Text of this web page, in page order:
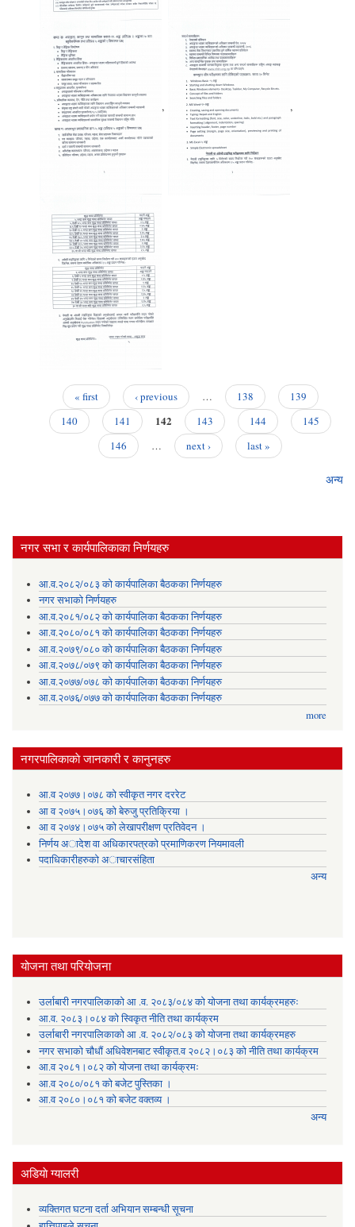
, ,
« first ‹ previous … 138
139
140
141 142 143 144
145
146
… next › last »
अन्य
नगर सभा र कार्यपालिकाका निर्णयहरु
आ.व.२०८२/०८३ को कार्यपालिका बैठकका निर्णयहरु
नगर सभाको निर्णयहरु
आ.व.२०८१/०८२ को कार्यपालिका बैठकका निर्णयहरु
आ.व.२०८०/०८१ को कार्यपालिका बैठकका निर्णयहरु
आ.व.२०७९/०८० को कार्यपालिका बैठकका निर्णयहरु
आ.व.२०७८/०७९ को कार्यपालिका बैठकका निर्णयहरु
आ.व.२०७७/०७८ को कार्यपालिका बैठकका निर्णयहरु
आ.व.२०७६/०७७ को कार्यपालिका बैठकका निर्णयहरु
more
नगरपालिकाकाे जानकारी र कानुनहरु
आ.व २०७७।०७८ को स्वीकृत नगर दररेट
आ व २०७५।०७६ को बेरुजु प्रतिक्रिया ।
आ व २०७४।०७५ काे लेखापरीक्षण प्रतिवेदन ।
निर्णय अादेश वा अधिकारपत्रकाे प्रमाणिकरण नियमावली
पदाधिकारीहरुको अाचारसंहिता
अन्य
योजना तथा परियोजना
उर्लाबारी नगरपालिकाको आ .व. २०८३/०८४ को योजना तथा कार्यक्रमहरुः
आ.व. २०८३।०८४ को स्विकृत नीति तथा कार्यक्रम
उर्लाबारी नगरपालिकाको आ .व. २०८२/०८३ को योजना तथा कार्यक्रमहरु
नगर सभाको चौधौं अधिवेशनबाट स्वीकृत.व २०८२।०८३ को नीति तथा कार्यक्रम
आ.व २०८१।०८२ को योजना तथा कार्यक्रमः
आ.व २०८०/०८१ को बजेट पुस्तिका ।
आ.व २०८०।०८१ को बजेट वक्तव्य ।
अन्य
अडियाे ग्यालरी
व्यक्तिगत घटना दर्ता अभियान सम्बन्धी सूचना